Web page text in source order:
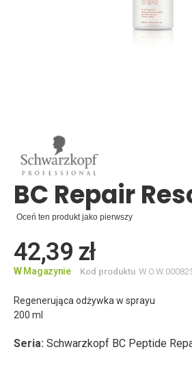
beginning
of
the
gallery
BC Repair
Oceń ten produkt jako pierwszy
42,39 zł
W Magazynie Kod produktu
Regenerująca odżywka w sprayu
200 ml
Seria: Schwarzkopf BC Peptide